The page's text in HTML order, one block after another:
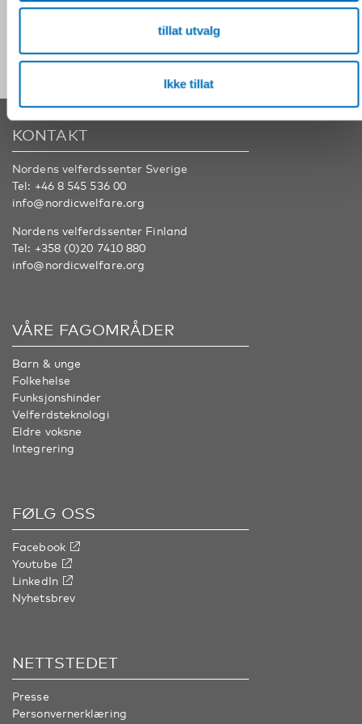
tillat utvalg
Ikke tillat
KONTAKT
Nordens velferdssenter Sverige
Tel: +46 8 545 536 00
info@nordicwelfare.org
Nordens velferdssenter Finland
Tel: +358 (0)20 7410 880
info@nordicwelfare.org
VÅRE FAGOMRÅDER
Barn & unge
Folkehelse
Funksjonshinder
Velferdsteknologi
Eldre voksne
Integrering
FØLG OSS
Facebook
Youtube
LinkedIn
Nyhetsbrev
NETTSTEDET
Presse
Personvernerklæring